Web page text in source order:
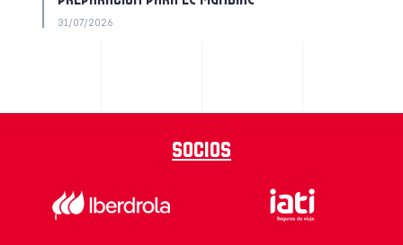
31/07/2026
Socios